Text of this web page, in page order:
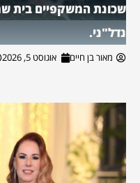
שכונת המשקפיים בית
נדל"ני.
מאור בן חיים אוגוסט 5, 2026